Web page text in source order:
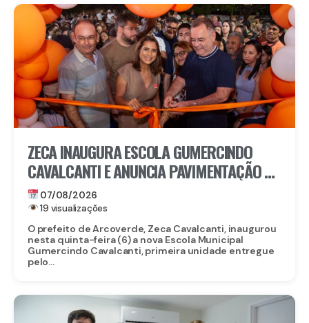
ZECA INAUGURA ESCOLA GUMERCINDO
CAVALCANTI E ANUNCIA PAVIMENTAÇÃO DE
QUASE 100 RUAS EM ARCOVERDE
07/08/2026
19 visualizações
O prefeito de Arcoverde, Zeca Cavalcanti, inaugurou
nesta quinta-feira (6) a nova Escola Municipal
Gumercindo Cavalcanti, primeira unidade entregue
pelo...